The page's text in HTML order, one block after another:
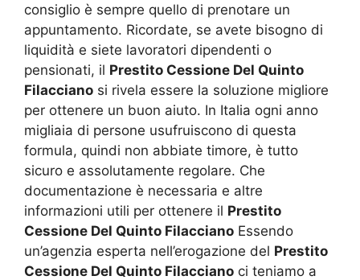
consiglio è sempre quello di prenotare un
appuntamento. Ricordate, se avete bisogno di
liquidità e siete lavoratori dipendenti o
pensionati, il Prestito Cessione Del Quinto
Filacciano si rivela essere la soluzione migliore
per ottenere un buon aiuto. In Italia ogni anno
migliaia di persone usufruiscono di questa
formula, quindi non abbiate timore, è tutto
sicuro e assolutamente regolare. Che
documentazione è necessaria e altre
informazioni utili per ottenere il Prestito
Cessione Del Quinto Filacciano Essendo
un’agenzia esperta nell’erogazione del Prestito
Cessione Del Quinto Filacciano ci teniamo a